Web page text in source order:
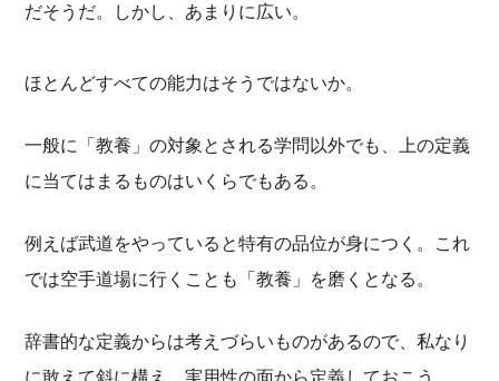
だそうだ。しかし、あまりに広い。
ほとんどすべての能力はそうではないか。
一般に「教養」の対象とされる学問以外でも、上の定義
に当てはまるものはいくらでもある。
例えば武道をやっていると特有の品位が身につく。これ
では空手道場に行くことも「教養」を磨くとなる。
辞書的な定義からは考えづらいものがあるので、私なり